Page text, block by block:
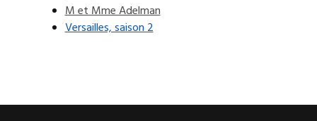
M et Mme Adelman
Versailles, saison 2